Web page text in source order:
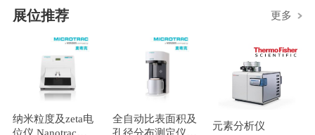
展位推荐 更多
纳米粒度及zeta电
全自动比表面积及
元素分析仪